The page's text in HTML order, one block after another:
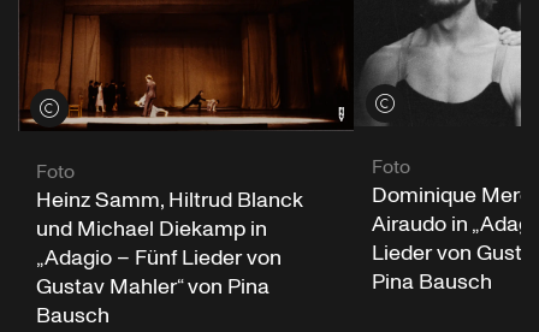
Credits öffnen
Foto
Heinz Samm, Hiltrud Blanck
und Michael Diekamp in
„Adagio – Fünf Lieder von
Gustav Mahler“ von Pina
Bausch
Credits öffnen
Foto
Dominique
Airaudo in
Lieder von
Pina Bausch